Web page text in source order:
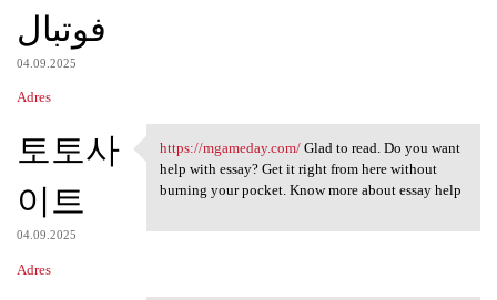
فوتبال
04.09.2025
Adres
토토사
이트
04.09.2025
Adres
https://mgameday.com/ Glad to
https://mgameday.com/Glad to read. Do you want
help with essay? Get it right from here without
burning your pocket. Know more about essay help